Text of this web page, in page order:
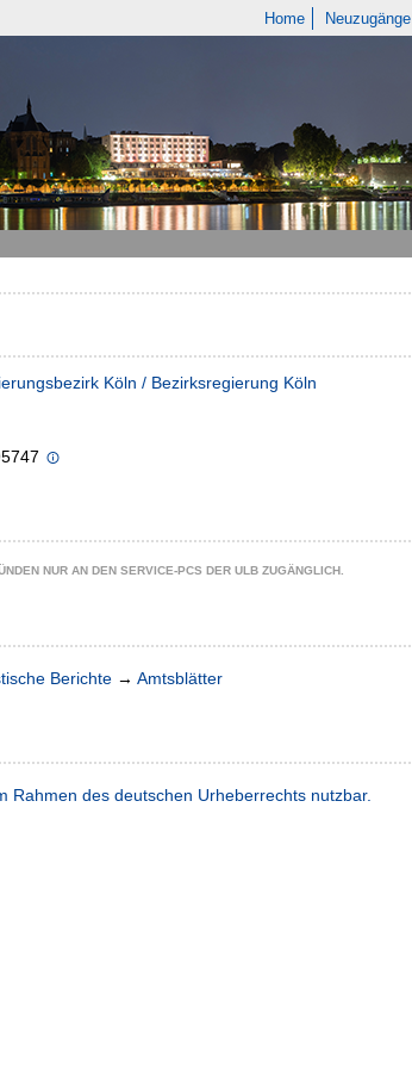
Home Neuzugänge
Köln / Bezirksregierung Köln
NUR AN DEN SERVICE-PCS DER ULB ZUGÄNGLICH.
Berichte → Amtsblätter
Rahmen des deutschen Urheberrechts nutzbar.